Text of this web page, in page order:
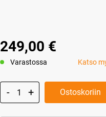
249,00 €
Varastossa Katso
Ostoskoriin